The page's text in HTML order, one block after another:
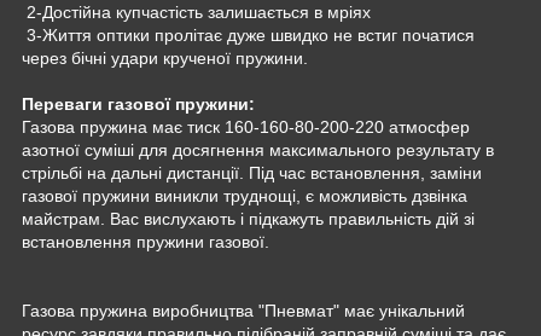
2-Достійна купчастість залишається в мріях
3-Життя оптики пролітає дуже швидко не встиг початися
через бічні удари крученої пружини.
Переваги газової пружини:
Газова пружина має тиск 160-160-80-200-220 атмосфер
азотної суміші для досягнення максимального результату в
стрільбі на дальні дистанції. Під час встановлення, заміни
газової пружини виникли труднощі, є можливість дзвінка
майстрам. Вас вислухають і підкажуть правильність дій зі
встановлення пружини газової.
Газова пружина виробництва "Пневмат" має унікальний